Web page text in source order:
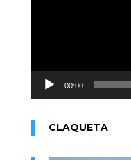
00:00
CLAQUETA